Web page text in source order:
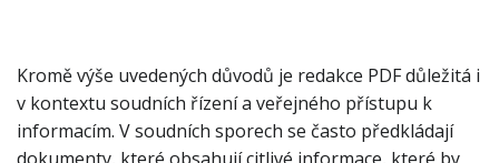
Kromě výše uvedených důvodů je redakce PDF důležitá i
v kontextu soudních řízení a veřejného přístupu k
informacím. V soudních sporech se často předkládají